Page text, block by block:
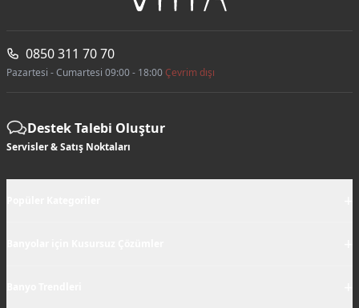
0850 311 70 70
Pazartesi - Cumartesi 09:00 - 18:00Çevrim dışı
Destek Talebi Oluştur
Servisler & Satış Noktaları